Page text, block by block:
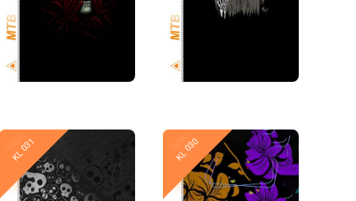
Novo
KL 031 Novo
KL 030